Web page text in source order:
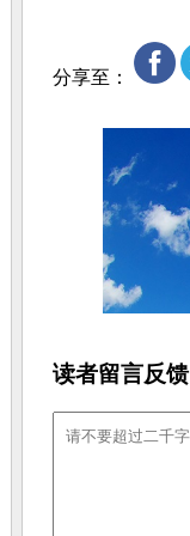
分享至：
读者留言反